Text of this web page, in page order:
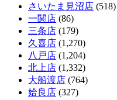
さいたま見沼店 (518)
一関店 (86)
三条店 (179)
久喜店 (1,270)
八戸店 (1,204)
北上店 (1,332)
大船渡店 (764)
姶良店 (327)